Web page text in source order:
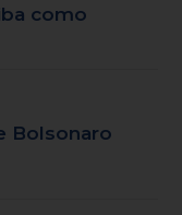
como
Bolsonaro